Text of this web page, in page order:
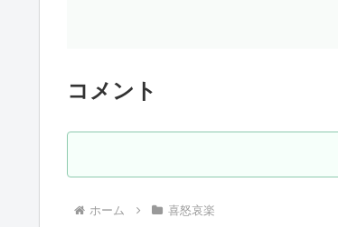
コメント
ホーム 喜怒哀楽